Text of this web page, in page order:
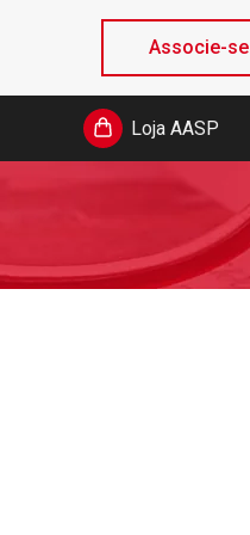
Associe-se
Loja AASP